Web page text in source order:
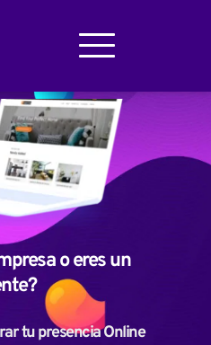
o eres un
tu presencia Online